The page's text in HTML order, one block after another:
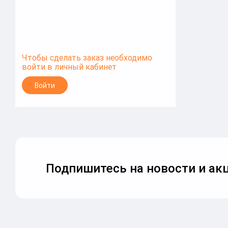
Чтобы сделать заказ необходимо
войти в личный кабинет
Войти
Подпишитесь на новости и